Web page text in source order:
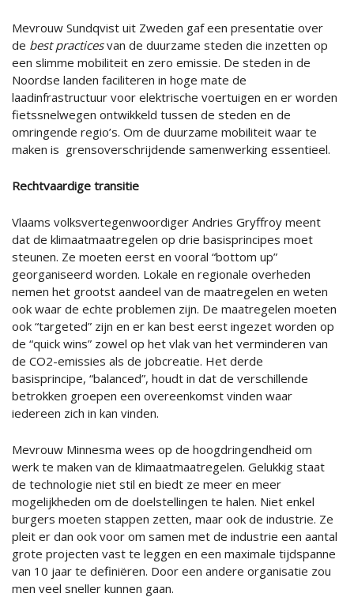
Mevrouw Sundqvist uit Zweden gaf een presentatie over
de best practicesvan de duurzame steden die inzetten op
een slimme mobiliteit en zero emissie. De steden in de
Noordse landen faciliteren in hoge mate de
laadinfrastructuur voor elektrische voertuigen en er worden
fietssnelwegen ontwikkeld tussen de steden en de
omringende regio’s. Om de duurzame mobiliteit waar te
maken is grensoverschrijdende samenwerking essentieel.
Rechtvaardige transitie
Vlaams volksvertegenwoordiger Andries Gryffroy meent
dat de klimaatmaatregelen op drie basisprincipes moet
steunen. Ze moeten eerst en vooral “bottom up”
georganiseerd worden. Lokale en regionale overheden
nemen het grootst aandeel van de maatregelen en weten
ook waar de echte problemen zijn. De maatregelen moeten
ook “targeted” zijn en er kan best eerst ingezet worden op
de “quick wins” zowel op het vlak van het verminderen van
de CO2-emissies als de jobcreatie. Het derde
basisprincipe, “balanced”, houdt in dat de verschillende
betrokken groepen een overeenkomst vinden waar
iedereen zich in kan vinden.
Mevrouw Minnesma wees op de hoogdringendheid om
werk te maken van de klimaatmaatregelen. Gelukkig staat
de technologie niet stil en biedt ze meer en meer
mogelijkheden om de doelstellingen te halen. Niet enkel
burgers moeten stappen zetten, maar ook de industrie. Ze
pleit er dan ook voor om samen met de industrie een aantal
grote projecten vast te leggen en een maximale tijdspanne
van 10 jaar te definiëren. Door een andere organisatie zou
men veel sneller kunnen gaan.